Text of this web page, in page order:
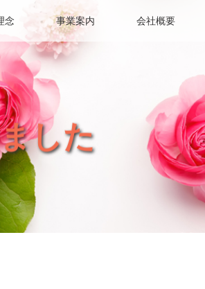
念 事業案内 会社概要
した